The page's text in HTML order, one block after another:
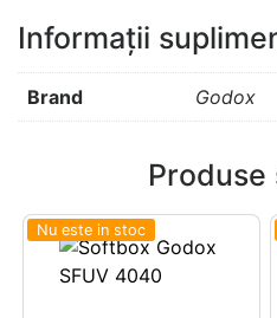
Informații
Brand Godox
Produse
Nu este in stoc